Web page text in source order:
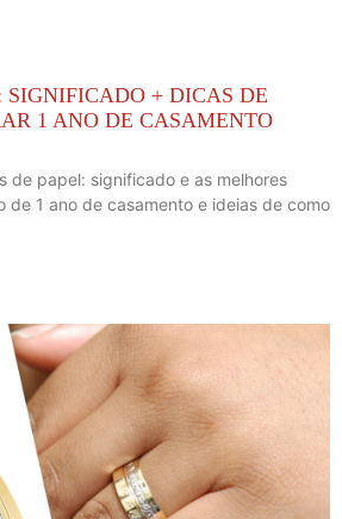
SIGNIFICADO + DICAS DE
1 ANO DE CASAMENTO
de papel: significado e as melhores
de 1 ano de casamento e ideias de como